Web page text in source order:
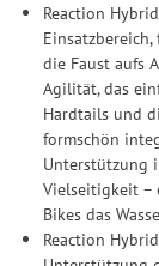
Reaction
die Faust aufs
Agilität, das
Hardtails und
formschön
Unterstützung
Vielseitigkeit –
Bikes das
Reaction